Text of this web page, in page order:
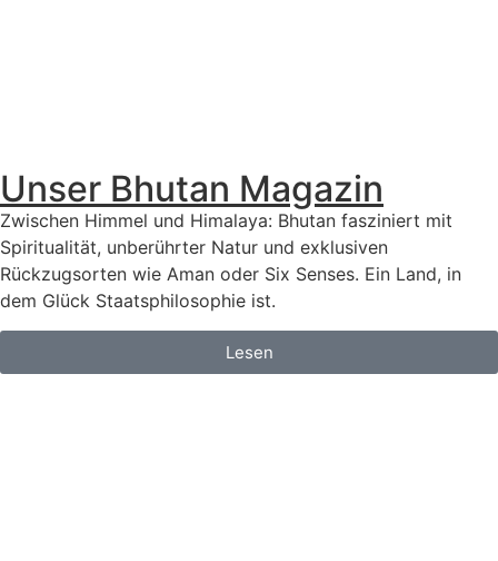
Unser Bhutan Magazin
Zwischen Himmel und Himalaya: Bhutan fasziniert mit
Spiritualität, unberührter Natur und exklusiven
Rückzugsorten wie Aman oder Six Senses. Ein Land, in
dem Glück Staatsphilosophie ist.
Lesen